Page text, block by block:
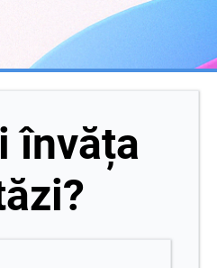
învăța